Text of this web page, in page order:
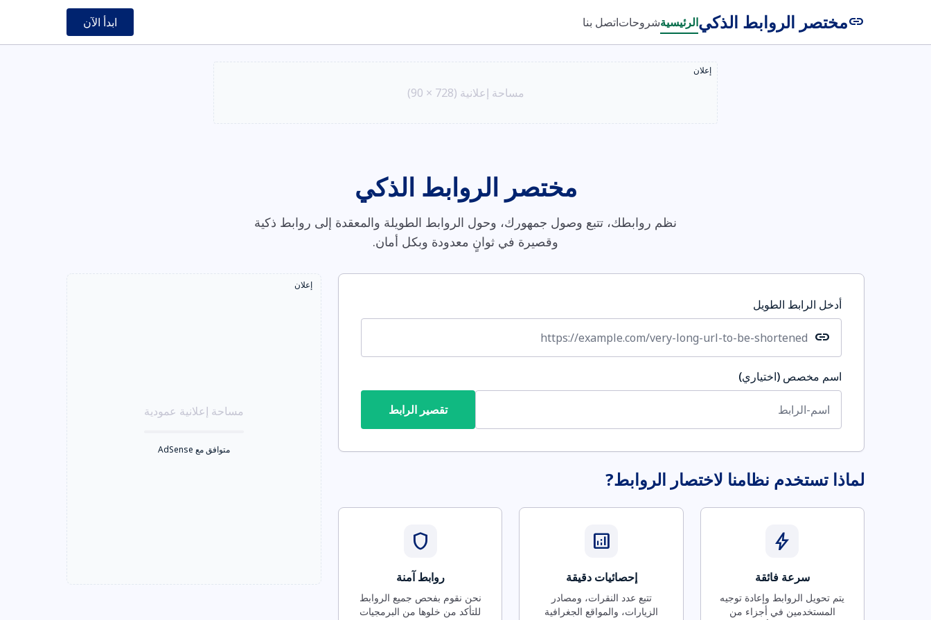
linkمختصر الروابط الذكيالرئيسيةشروحاتاتصل بنا ابدأ الآن
إعلان
مساحة إعلانية (728 × 90)
مختصر الروابط الذكي
نظم روابطك، تتبع وصول جمهورك، وحول الروابط الطويلة والمعقدة إلى روابط ذكية
وقصيرة في ثوانٍ معدودة وبكل أمان.
أدخل الرابط الطويل
link
اسم مخصص (اختياري)
تقصير الرابط
لماذا تستخدم نظامنا لاختصار الروابط?
bolt
سرعة فائقة
يتم تحويل الروابط وإعادة توجيه
المستخدمين في أجزاء من
analytics
إحصائيات دقيقة
تتبع عدد النقرات، ومصادر
الزيارات، والمواقع الجغرافية
shield
روابط آمنة
نحن نقوم بفحص جميع الروابط
للتأكد من خلوها من البرمجيات
إعلان
مساحة إعلانية عمودية
متوافق مع AdSense